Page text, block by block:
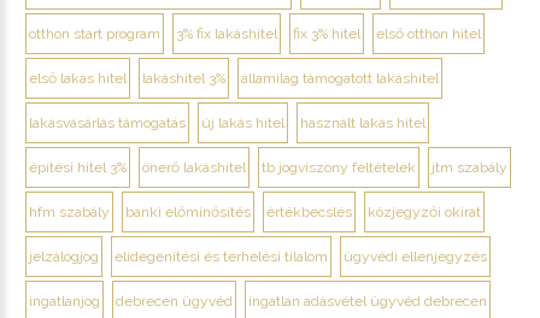
otthon start program 3% fix lakáshitel fix 3% hitel első otthon hitel
első lakás hitel lakáshitel 3% államilag támogatott lakáshitel
lakásvásárlás támogatás új lakás hitel használt lakás hitel
építési hitel 3% önerő lakáshitel tb jogviszony feltételek jtm szabály
hfm szabály banki előminősítés értékbecslés közjegyzői okirat
jelzálogjog elidegenítési és terhelési tilalom ügyvédi ellenjegyzés
ingatlanjog debrecen ügyvéd ingatlan adásvétel ügyvéd debrecen